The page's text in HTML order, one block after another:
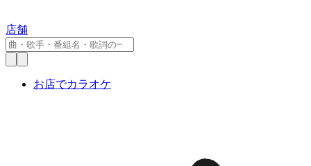
店舗
お店でカラオケ